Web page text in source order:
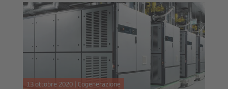
13 ottobre 2020 | Cogenerazione